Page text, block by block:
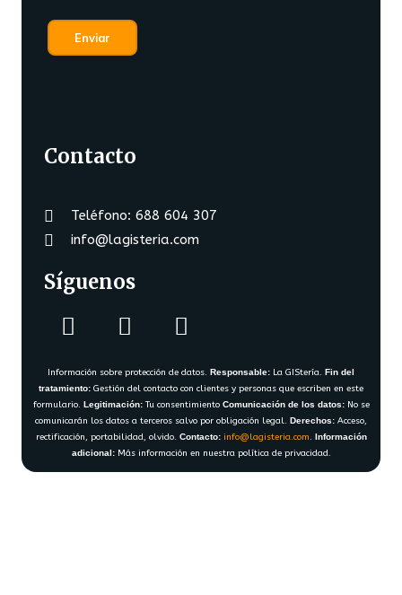
Contacto
Teléfono: 688 604 307
info@lagisteria.com
Síguenos
Información sobre protección de datos. Responsable: La GIStería. Fin del
tratamiento: Gestión del contacto con clientes y personas que escriben en este
formulario. Legitimación:Tu consentimiento Comunicación de los datos:No se
comunicarán los datos a terceros salvo por obligación legal. Derechos: Acceso,
rectificación, portabilidad, olvido. Contacto: info@lagisteria.com. Información
adicional:Más información en nuestra política de privacidad.